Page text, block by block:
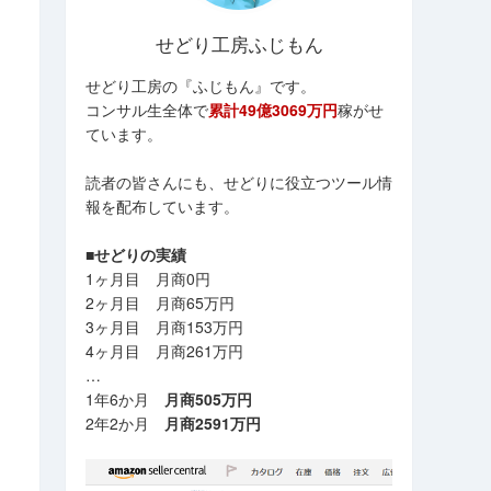
せどり工房ふじもん
せどり工房の『ふじもん』です。
コンサル生全体で累計49億3069万円稼がせ
ています。
読者の皆さんにも、せどりに役立つツール情
報を配布しています。
■せどりの実績
1ヶ月目 月商0円
2ヶ月目 月商65万円
3ヶ月目 月商153万円
4ヶ月目 月商261万円
…
1年6か月 月商505万円
2年2か月 月商2591万円